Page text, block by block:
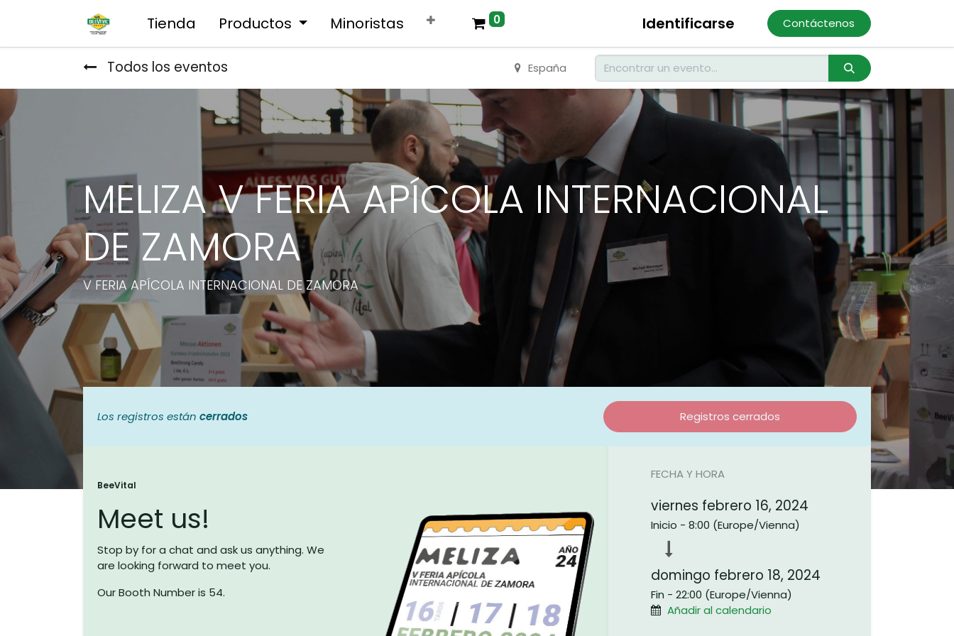
Tienda Productos Minoristas 0 Identificarse Contáctenos
Todos los eventos España
MELIZA V FERIA APÍCOLA INTERNACIONAL
DE ZAMORA
V FERIA APÍCOLA INTERNACIONAL DE ZAMORA
Los registros están cerrados Registros cerrados
BeeVital
Meet us!
Stop by for a chat and ask us anything. We
are looking forward to meet you.
Our Booth Number is 54.
FECHA Y HORA
viernes febrero 16, 2024
Inicio - 8:00 (Europe/Vienna)
domingo febrero 18, 2024
Fin - 22:00 (Europe/Vienna)
Añadir al calendario
​Enlaces útiles
Inicio
Sobre nosotros
T&C's
​Enlaces útiles
Datos legales​
Privacy policy
Conéctate con nosotros
Contáctenos
info@beevital.com​
43621920645